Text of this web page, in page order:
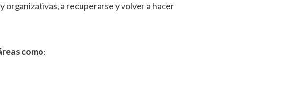
organizativas, a recuperarse y volver a hacer
como: